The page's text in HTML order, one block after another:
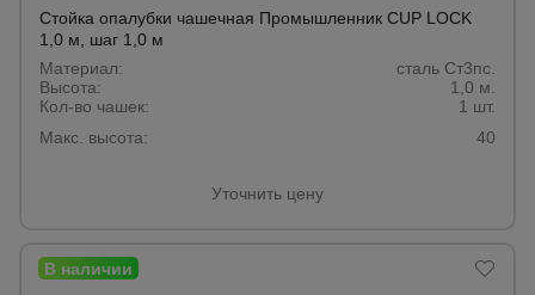
Стойка опалубки чашечная Промышленник CUP LOCK
1,0 м, шаг 1,0 м
Материал:
сталь Ст3пс.
Высота:
1,0 м.
Кол-во чашек:
1 шт.
Макс. высота:
40
Уточнить цену
и садовые